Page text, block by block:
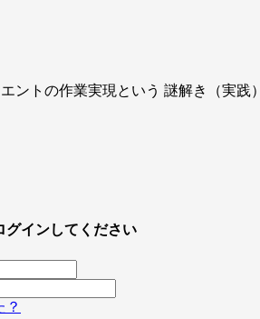
ントの作業実現という 謎解き（実践
グインしてください
？